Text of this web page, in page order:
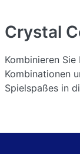
Crystal
Kombinieren
Kombinationen
Spielspaßes in